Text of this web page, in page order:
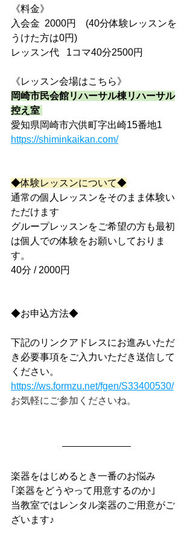
《料金》
入会金  2000円　(40分体験レッスンを
うけた方は0円)
レッスン代   1コマ40分2500円
《レッスン会場はこちら》
岡崎市民会館リハーサル棟リハーサル
控え室
愛知県岡崎市六供町字出崎15番地1
https://shiminkaikan.com/
◆体験レッスンについて◆
通常の個人レッスンをそのまま体験い
ただけます
グループレッスンをご希望の方も最初
は個人での体験をお願いしておりま
す。
40分 / 2000円
◆お申込方法◆
下記のリンクアドレスにお進みいただ
き必要事項をご入力いただき送信して
ください。
https://ws.formzu.net/fgen/S33400530/
お気軽にご参加くださいね。
楽器をはじめるとき一番のお悩み
｢楽器をどうやって用意するのか｣
当教室ではレンタル楽器のご用意がご
ざいます♪